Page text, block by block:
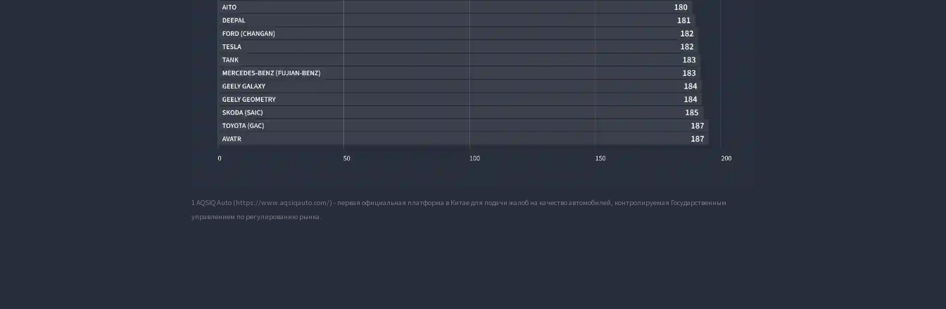
1 AQSIQ Auto (https://www.aqsiqauto.com/) - первая официальная платформа в Китае для подачи жалоб на качество автомобилей, контролируемая Государственным
управлением по регулированию рынка.